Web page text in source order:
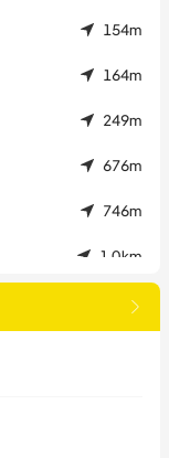
154m
164m
249m
676m
746m
1.0km
1.2km